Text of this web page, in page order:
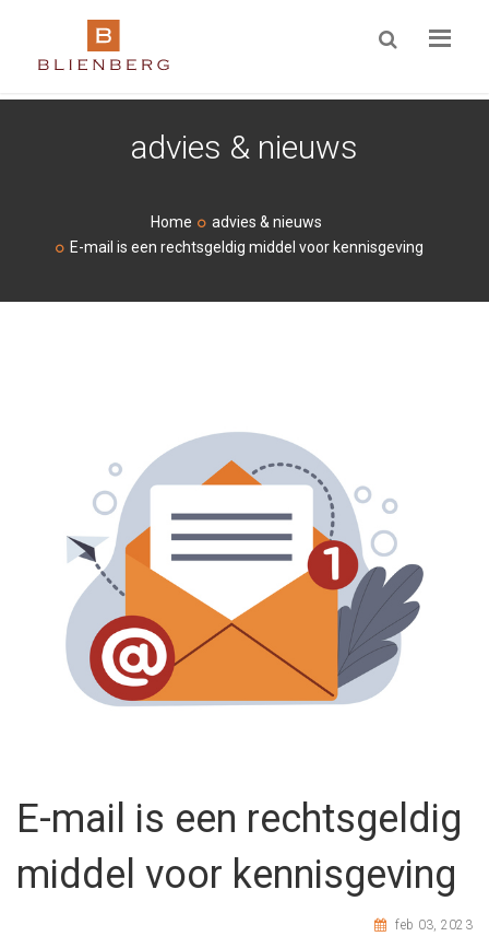
ZOEKEN
advies & nieuws
Home
advies & nieuws
E-mail is een rechtsgeldig middel voor kennisgeving
E-mail is een rechtsgeldig
middel voor kennisgeving
feb 03, 2023